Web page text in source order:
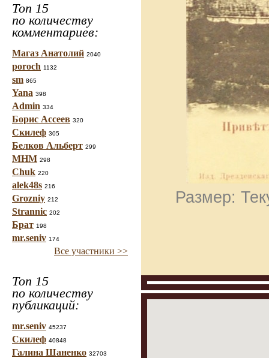
Топ 15
по количеству
комментариев:
Магаз Анатолий 2040
poroch 1132
sm 865
Yana 398
Admin 334
Борис Ассеев 320
Скилеф 305
Белков Альберт 299
МНМ 298
Chuk 220
alek48s 216
Grozniy 212
Strannic 202
Брат 198
mr.seniv 174
Все участники >>
Топ 15
по количеству
публикаций:
mr.seniv 45237
Скилеф 40848
Галина Шаненко 32703
Размер: